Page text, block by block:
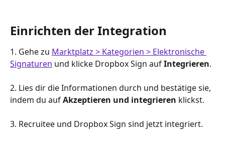
Einrichten der Integration
1. Gehe zu Marktplatz > Kategorien > Elektronische
Signaturen und klicke Dropbox Sign auf Integrieren.
2. Lies dir die Informationen durch und bestätige sie,
indem du auf Akzeptieren und integrieren klickst.
3. Recruitee und Dropbox Sign sind jetzt integriert.